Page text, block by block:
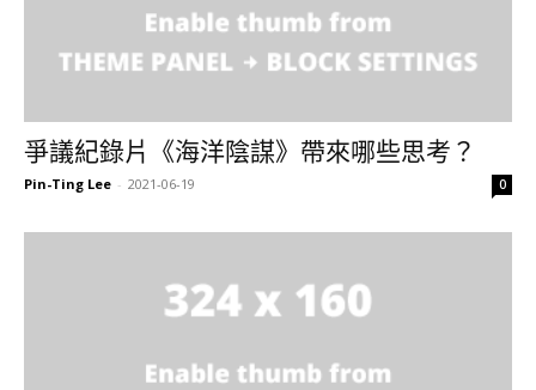
爭議紀錄片《海洋陰謀》帶來哪些思考？
Pin-Ting Lee - 2021-06-19 0